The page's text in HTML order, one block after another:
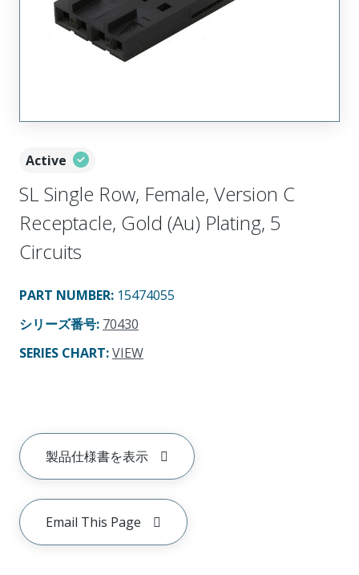
Active
SL Single Row, Female, Version C
Receptacle, Gold (Au) Plating, 5
Circuits
PART NUMBER: 15474055
シリーズ番号: 70430
SERIES CHART:VIEW
製品仕様書を表示
Email This Page